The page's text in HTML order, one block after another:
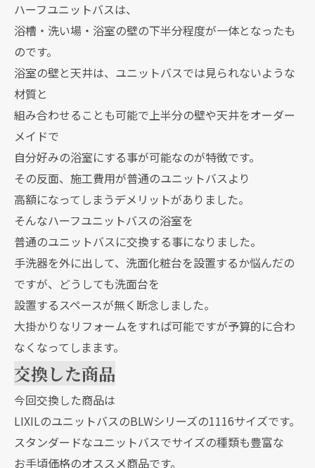
ハーフユニットバスは、
浴槽・洗い場・浴室の壁の下半分程度が一体となったも
のです。
浴室の壁と天井は、ユニットバスでは見られないような
材質と
組み合わせることも可能で上半分の壁や天井をオーダー
メイドで
自分好みの浴室にする事が可能なのが特徴です。
その反面、施工費用が普通のユニットバスより
高額になってしまうデメリットがありました。
そんなハーフユニットバスの浴室を
普通のユニットバスに交換する事になりました。
手洗器を外に出して、洗面化粧台を設置するか悩んだの
ですが、どうしても洗面台を
設置するスペースが無く断念しました。
大掛かりなリフォームをすれば可能ですが予算的に合わ
なくなってしまます。
交換した商品
今回交換した商品は
LIXILのユニットバスのBLWシリーズの1116サイズです。
スタンダードなユニットバスでサイズの種類も豊富な
お手頃価格のオススメ商品です。